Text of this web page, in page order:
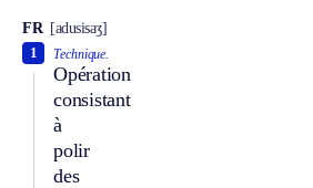
FR [adusisaʒ]
Technique.
Opération
consistant
à
polir
des
1